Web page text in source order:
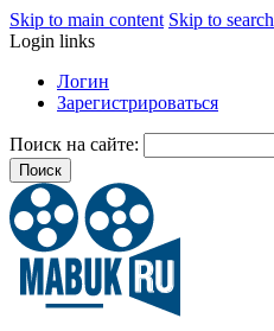
Skip to main content Skip to search
Login links
Логин
Зарегистрироваться
Поиск на сайте: